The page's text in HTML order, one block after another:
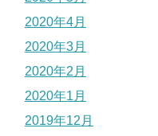
2020年4月
2020年3月
2020年2月
2020年1月
2019年12月